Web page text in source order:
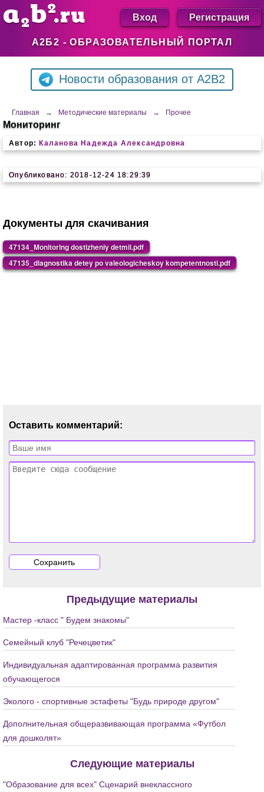
А2Б2 - ОБРАЗОВАТЕЛЬНЫЙ ПОРТАЛ
Вход Регистрация
Новости образования от A2B2
Главная → Методические материалы → Прочее
Мониторинг
Автор: Каланова Надежда Александровна
Опубликовано: 2018-12-24 18:29:39
Документы для скачивания
47134_Monitoring dostizheniy detmii.pdf
47135_diagnostika detey po valeologicheskoy kompetentnosti.pdf
Оставить комментарий:
Предыдущие материалы
Мастер -класс " Будем знакомы"
Семейный клуб "Речецветик"
Индивидуальная адаптированная программа развития
обучающегося
Эколого - спортивные эстафеты "Будь природе другом"
Дополнительная общеразвивающая программа «Футбол
для дошколят»
Следующие материалы
"Образование для всех" Сценарий внеклассного